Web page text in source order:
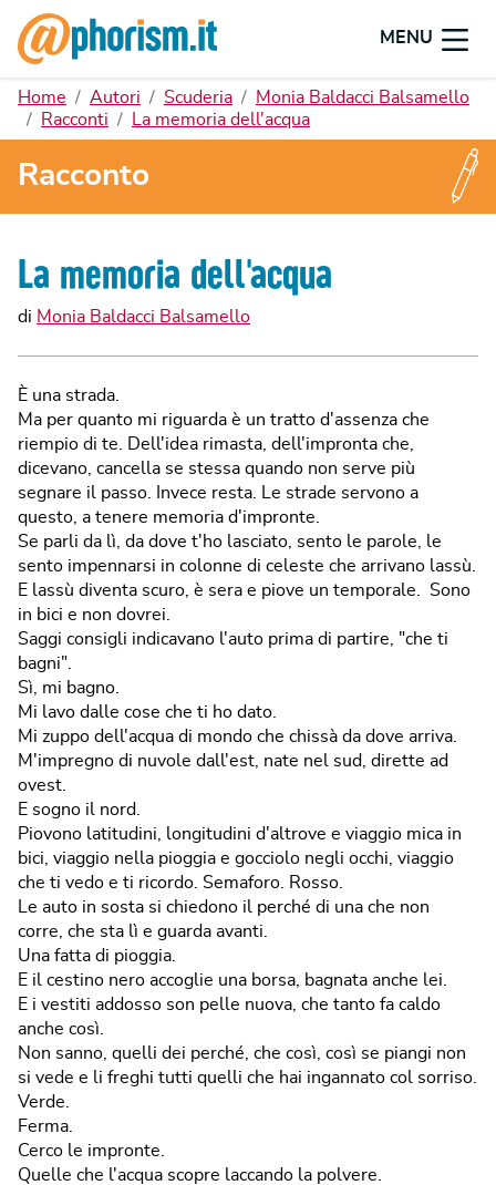
MENU
Home Autori Scuderia
Monia Baldacci Balsamello
Racconti
La memoria dell'acqua
Racconto
La memoria dell'acqua
di Monia Baldacci Balsamello
È una strada.
Ma per quanto mi riguarda è un tratto d'assenza che
riempio di te. Dell'idea rimasta, dell'impronta che,
dicevano, cancella se stessa quando non serve più
segnare il passo. Invece resta. Le strade servono a
questo, a tenere memoria d'impronte.
Se parli da lì, da dove t'ho lasciato, sento le parole, le
sento impennarsi in colonne di celeste che arrivano lassù.
E lassù diventa scuro, è sera e piove un temporale. Sono
in bici e non dovrei.
Saggi consigli indicavano l'auto prima di partire, "che ti
bagni".
Sì, mi bagno.
Mi lavo dalle cose che ti ho dato.
Mi zuppo dell'acqua di mondo che chissà da dove arriva.
M'impregno di nuvole dall'est, nate nel sud, dirette ad
ovest.
E sogno il nord.
Piovono latitudini, longitudini d'altrove e viaggio mica in
bici, viaggio nella pioggia e gocciolo negli occhi, viaggio
che ti vedo e ti ricordo. Semaforo. Rosso.
Le auto in sosta si chiedono il perché di una che non
corre, che sta lì e guarda avanti.
Una fatta di pioggia.
E il cestino nero accoglie una borsa, bagnata anche lei.
E i vestiti addosso son pelle nuova, che tanto fa caldo
anche così.
Non sanno, quelli dei perché, che così, così se piangi non
si vede e li freghi tutti quelli che hai ingannato col sorriso.
Verde.
Ferma.
Cerco le impronte.
Quelle che l'acqua scopre laccando la polvere.